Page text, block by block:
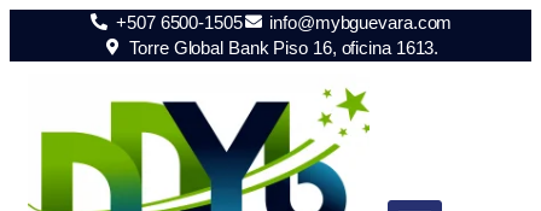
+507 6500-1505
info@mybguevara.com
Torre Global Bank Piso 16, oficina 1613.